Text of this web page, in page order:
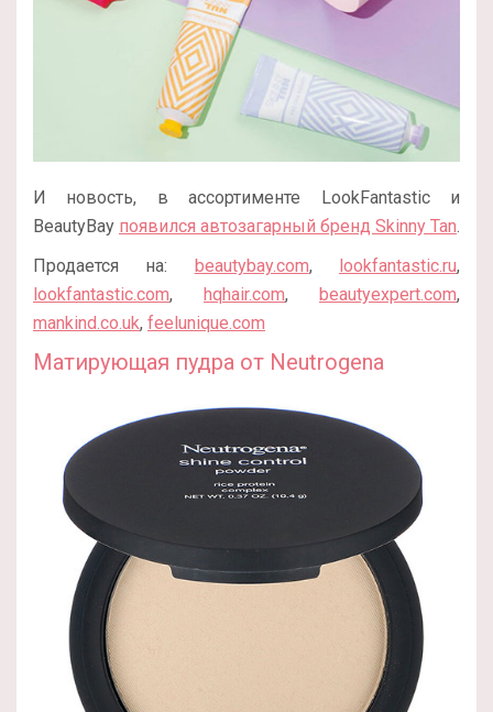
И новость, в ассортименте LookFantastic и
BeautyBay появился автозагарный бренд Skinny Tan.
Продается на: beautybay.com, lookfantastic.ru,
lookfantastic.com, hqhair.com, beautyexpert.com,
mankind.co.uk, feelunique.com
Матирующая пудра от Neutrogena